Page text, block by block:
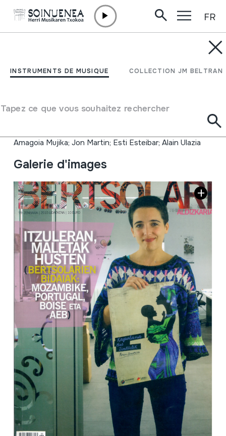
INSTRUMENTS DE MUSIQUE COLLECTION JM BELTRAN
Tapez ce que vous souhaitez rechercher
FR
Bertsolari, 99 zenbakia;
Husten
Amagoia Mujika; Jon Martin; Esti Esteibar; Alain Ulazia
Galerie d'images